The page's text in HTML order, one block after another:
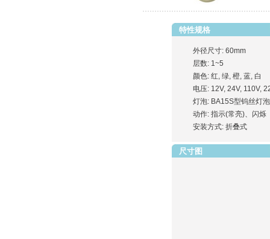
特性规格
外径尺寸: 60mm
层数: 1~5
颜色: 红, 绿, 橙, 蓝, 白
电压: 12V, 24V, 110V,
灯泡: BA15S型钨丝灯
动作: 指示(常亮)、闪烁
安装方式: 折叠式
尺寸图